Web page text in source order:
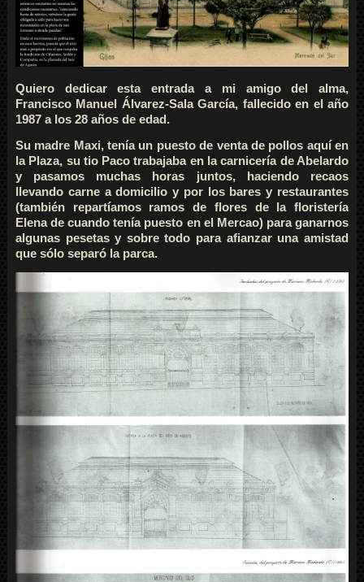
Quiero dedicar esta entrada a mi amigo del alma,
Francisco Manuel Álvarez-Sala García, fallecido en el año
1987 a los 28 años de edad.
Su madre Maxi, tenía un puesto de venta de pollos aquí en
la Plaza, su tio Paco trabajaba en la carnicería de Abelardo
y pasamos muchas horas juntos, haciendo recaos
llevando carne a domicilio y por los bares y restaurantes
(también repartíamos ramos de flores de la floristería
Elena de cuando tenía puesto en el Mercao) para ganarnos
algunas pesetas y sobre todo para afianzar una amistad
que sólo separó la parca.